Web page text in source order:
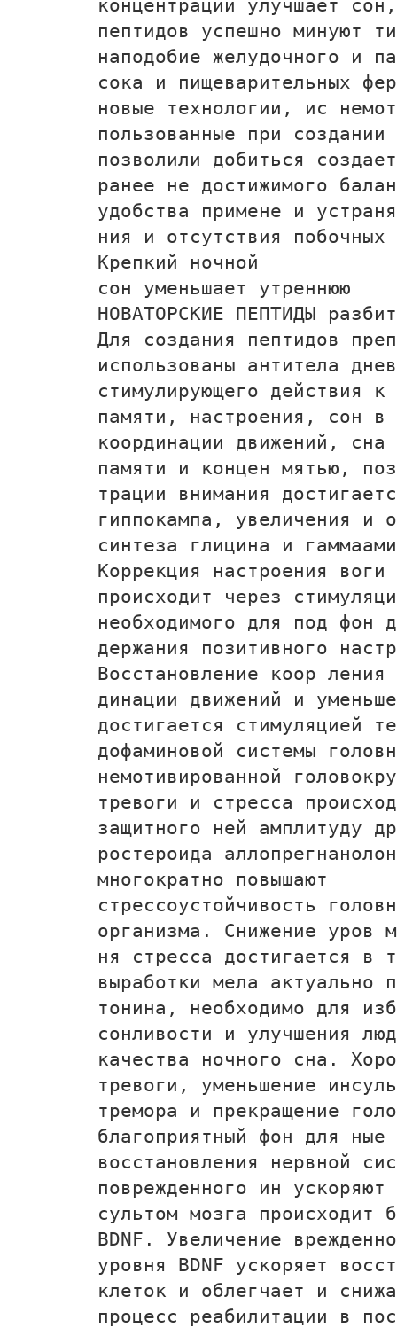
концентрации улучшает
пептидов успешно минуют
наподобие желудочного и
сока и пищеварительных
новые технологии, ис­
пользованные при
позволили добиться
ранее не достижимого
удобства примене­ и
ния и отсутствия
Крепкий ночной
сон уменьшает утреннюю
НОВАТОРСКИЕ ПЕПТИДЫ
Для создания пептидов
использованы антитела
стимулирующего действия к
памяти, настроения, сон в
координации движений,
памяти и концен­ мятью,
трации внимания
гиппокампа, увеличения и
синтеза глицина и
Коррекция настроения воги
происходит через
необходимого для под­ фон
держания позитивного
Восстановление коор­
динации движений и
достигается стимуляцией
дофаминовой системы
немотивированной
тревоги и стресса
защитного ней­ амплитуду
ростероида
многократно повышают
стрессоустойчивость
организма. Снижение уров­
ня стресса достигается в
выработки мела­ актуально
тонина, необходимо для
сонливости и улучшения
качества ночного сна.
тревоги, уменьшение
тремора и прекращение
благоприятный фон для ные
восстановления нервной
поврежденного ин­ ускоряют
сультом мозга происходит
BDNF. Увеличение
уровня BDNF ускоряет
клеток и облегчает и
процесс реабилитации в